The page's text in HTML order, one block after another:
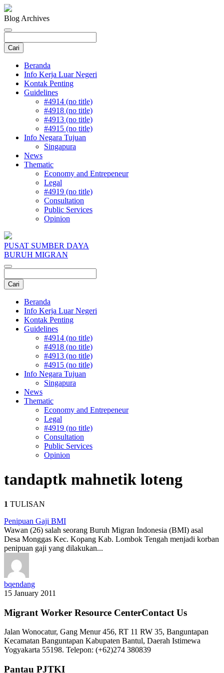
Blog Archives
Beranda
Info Kerja Luar Negeri
Kontak Penting
Guidelines
#4914 (no title)
#4918 (no title)
#4913 (no title)
#4915 (no title)
Info Negara Tujuan
Singapura
News
Thematic
Economy and Entrepeneur
Legal
#4919 (no title)
Consultation
Public Services
Opinion
PUSAT SUMBER DAYA
BURUH MIGRAN
Beranda
Info Kerja Luar Negeri
Kontak Penting
Guidelines
#4914 (no title)
#4918 (no title)
#4913 (no title)
#4915 (no title)
Info Negara Tujuan
Singapura
News
Thematic
Economy and Entrepeneur
Legal
#4919 (no title)
Consultation
Public Services
Opinion
tandaptk mahnetik loteng
1 TULISAN
Penipuan Gaji BMI
Wawan (26) salah seorang Buruh Migran Indonesia (BMI) asal
Desa Monggas Kec. Kopang Kab. Lombok Tengah menjadi korban
penipuan gaji yang dilakukan...
bqendang
15 January 2011
Migrant Worker Resource CenterContact Us
Jalan Wonocatur, Gang Menur 456, RT 11 RW 35, Banguntapan
Kecamatan Banguntapan Kabupaten Bantul, Daerah Istimewa
Yogyakarta 55198. Telepon: (+62)274 380839
Pantau PJTKI